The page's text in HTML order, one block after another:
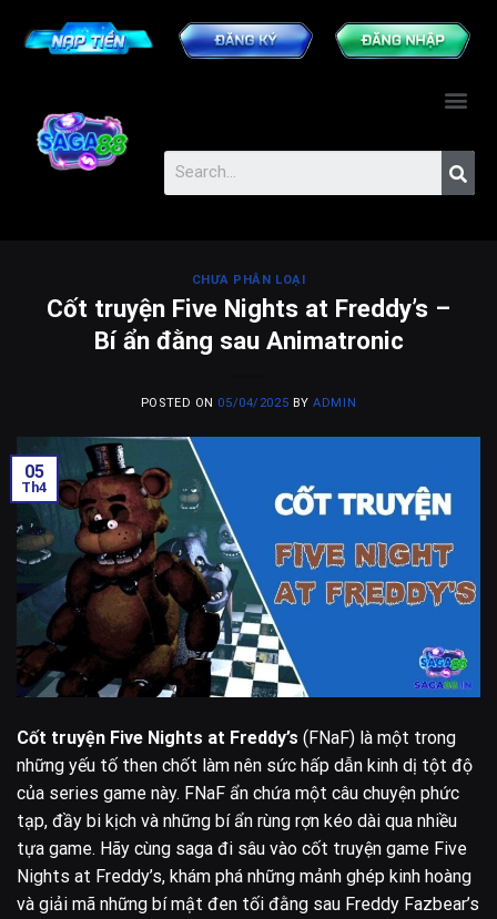
CHƯA PHÂN LOẠI
Cốt truyện Five Nights at Freddy’s –
Bí ẩn đằng sau Animatronic
POSTED ON 05/04/2025 BYADMIN
05
Th4
Cốt truyện Five Nights at Freddy’s (FNaF) là một trong
những yếu tố then chốt làm nên sức hấp dẫn kinh dị tột độ
của series game này. FNaF ẩn chứa một câu chuyện phức
tạp, đầy bi kịch và những bí ẩn rùng rợn kéo dài qua nhiều
tựa game. Hãy cùng saga đi sâu vào cốt truyện game Five
Nights at Freddy’s, khám phá những mảnh ghép kinh hoàng
và giải mã những bí mật đen tối đằng sau Freddy Fazbear’s